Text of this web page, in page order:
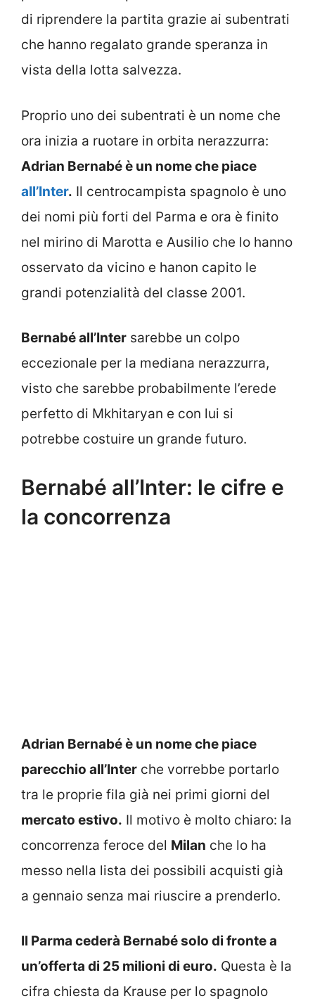
di riprendere la partita grazie ai subentrati
che hanno regalato grande speranza in
vista della lotta salvezza.
Proprio uno dei subentrati è un nome che
ora inizia a ruotare in orbita nerazzurra:
Adrian Bernabé è un nome che piace
all’Inter. Il centrocampista spagnolo è uno
dei nomi più forti del Parma e ora è finito
nel mirino di Marotta e Ausilio che lo hanno
osservato da vicino e hanon capito le
grandi potenzialità del classe 2001.
Bernabé all’Inter sarebbe un colpo
eccezionale per la mediana nerazzurra,
visto che sarebbe probabilmente l’erede
perfetto di Mkhitaryan e con lui si
potrebbe costuire un grande futuro.
Bernabé all’Inter: le cifre e
la concorrenza
Adrian Bernabé è un nome che piace
parecchio all’Inter che vorrebbe portarlo
tra le proprie fila già nei primi giorni del
mercato estivo. Il motivo è molto chiaro: la
concorrenza feroce del Milan che lo ha
messo nella lista dei possibili acquisti già
a gennaio senza mai riuscire a prenderlo.
Il Parma cederà Bernabé solo di fronte a
un’offerta di 25 milioni di euro. Questa è la
cifra chiesta da Krause per lo spagnolo